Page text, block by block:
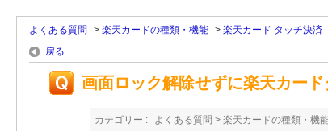
よくある質問 > 楽天カードの種類・機能 > 楽天カード タッチ決済
戻る
画面ロック解除せずに楽天カー
カテゴリー : よくある質問 > 楽天カードの種類・機